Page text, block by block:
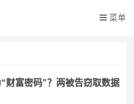
菜单
财富密码”？两被告窃取数据